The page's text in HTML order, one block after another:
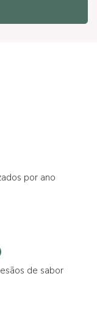
por ano
de sabor